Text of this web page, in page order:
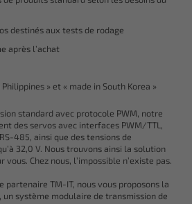
destinés aux tests de rodage
après l’achat
» et « made in South Korea »
standard avec protocole PWM, notre
des servos avec interfaces PWM/TTL,
485, ainsi que des tensions de
32,0 V. Nous trouvons ainsi la solution
Chez nous, l’impossible n’existe pas.
partenaire TM-IT, nous vous proposons la
un système modulaire de transmission de